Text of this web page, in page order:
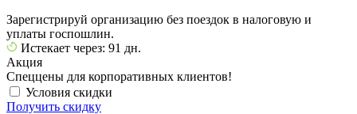
Зарегистрируй организацию без поездок в налоговую и
уплаты госпошлин.
Истекает через: 91 дн.
Акция
Спеццены для корпоративных клиентов!
Условия скидки
Получить скидку